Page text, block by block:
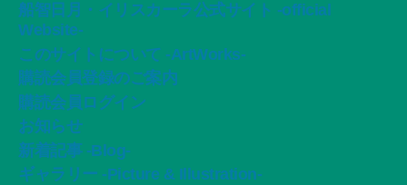
船智日月・イリスカーラ公式サイト -official
Website-
このサイトについて -ArtWorks-
購読会員登録のご案内
購読会員ログイン
お知らせ
新着記事 -Blog-
ギャラリー -Picture & Illustration-